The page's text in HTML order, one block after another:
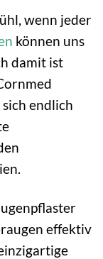
wenn jeder
können uns
damit ist
endlich
effektiv